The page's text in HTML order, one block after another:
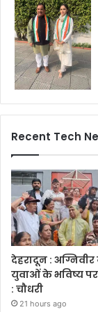
Recent Tech
देहरादून :
युवाओं के भविष्य पर
: चौधरी
21 hours ago